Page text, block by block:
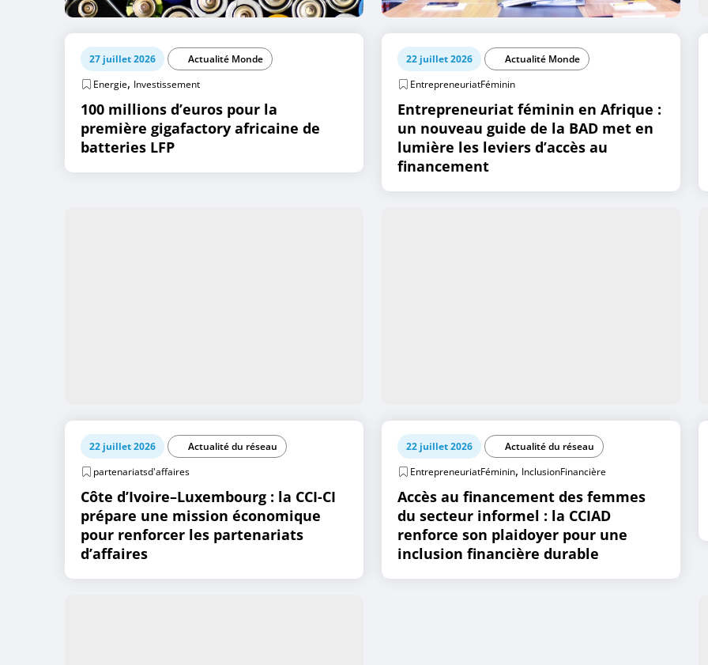
27 juillet 2026
Actualité Monde
Energie, Investissement
100 millions d’euros pour la
première gigafactory africaine de
batteries LFP
22 juillet 2026
Actualité Monde
EntrepreneuriatFéminin
Entrepreneuriat féminin en Afrique :
un nouveau guide de la BAD met en
lumière les leviers d’accès au
financement
22 juillet 2026
Actualité du réseau
partenariatsd'affaires
Côte d’Ivoire–Luxembourg : la CCI-CI
prépare une mission économique
pour renforcer les partenariats
d’affaires
22 juillet 2026
Actualité du réseau
EntrepreneuriatFéminin, InclusionFinancière
Accès au financement des femmes
du secteur informel : la CCIAD
renforce son plaidoyer pour une
inclusion financière durable